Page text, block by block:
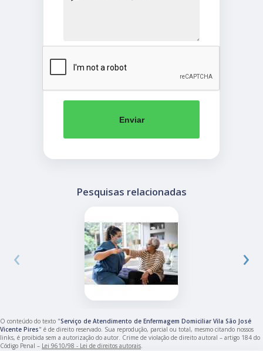
Enviar
Pesquisas relacionadas
‹ ›
O conteúdo do texto "Serviço de Atendimento de Enfermagem Domiciliar Vila São José
Vicente Pires" é de direito reservado. Sua reprodução, parcial ou total, mesmo citando nossos
links, é proibida sem a autorização do autor. Crime de violação de direito autoral – artigo 184 do
Código Penal – Lei 9610/98 - Lei de direitos autorais.